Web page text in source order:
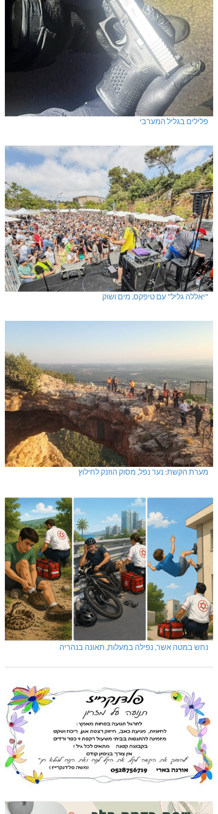
פלילים בגליל המערבי
"יאללה גליל" עם טיפקס, מים ושוק
מערת הקשת: נער נפל, מסוק הוזנק לחילוץ
נחש במטה אשר, נפילה במעלות, תאונה בנהריה